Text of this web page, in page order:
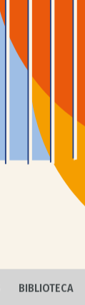
BIBLIOTECA